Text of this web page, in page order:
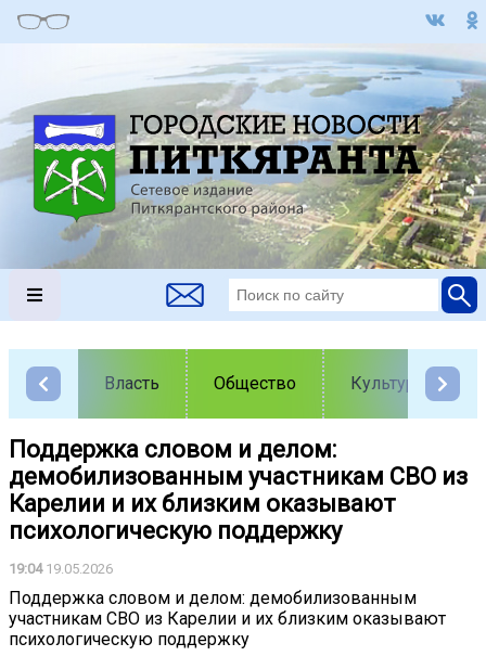
Власть Общество Культура
Поддержка словом и делом:
демобилизованным участникам СВО из
Карелии и их близким оказывают
психологическую поддержку
19:0419.05.2026
Поддержка словом и делом: демобилизованным
участникам СВО из Карелии и их близким оказывают
психологическую поддержку